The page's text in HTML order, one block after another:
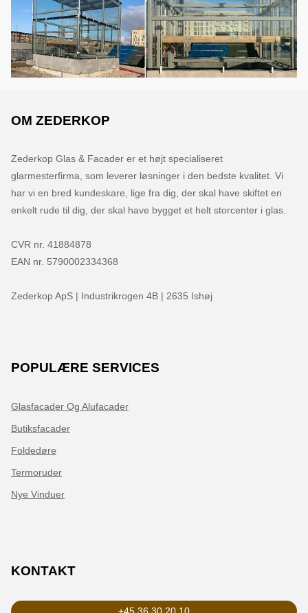
OM ZEDERKOP
Zederkop Glas & Facader er et højt specialiseret
glarmesterfirma, som leverer løsninger i den bedste kvalitet. Vi
har vi en bred kundeskare, lige fra dig, der skal have skiftet en
enkelt rude til dig, der skal have bygget et helt storcenter i glas.
CVR nr. 41884878
EAN nr. 5790002334368
Zederkop ApS | Industrikrogen 4B | 2635 Ishøj
POPULÆRE SERVICES
Glasfacader Og Alufacader
Butiksfacader
Foldedøre
Termoruder
Nye Vinduer
KONTAKT